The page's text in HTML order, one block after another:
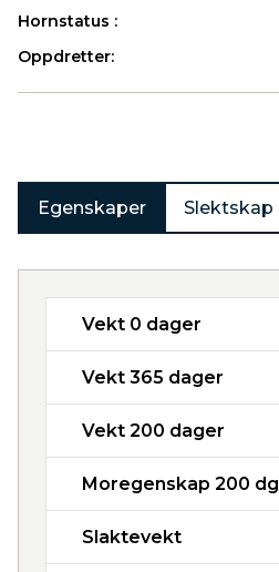
Hornstatus :
Oppdretter:
Egenskaper Slektskap
Vekt 0 dager
Vekt 365 dager
Vekt 200 dager
Moregenskap 200 dg
Slaktevekt